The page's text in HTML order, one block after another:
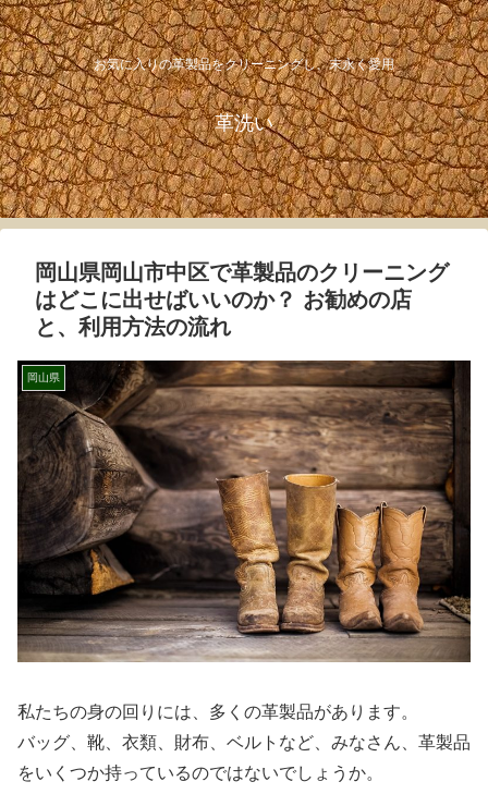
お気に入りの革製品をクリーニングし、末永く愛用
革洗い
岡山県岡山市中区で革製品のクリーニング
はどこに出せばいいのか？ お勧めの店
と、利用方法の流れ
岡山県
私たちの身の回りには、多くの革製品があります。
バッグ、靴、衣類、財布、ベルトなど、みなさん、革製品
をいくつか持っているのではないでしょうか。